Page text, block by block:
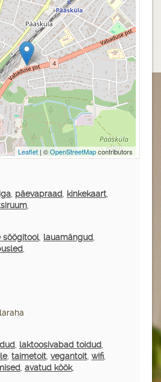
Leaflet| ©OpenStreetMapcontributors
, päevapraad, kinkekaart,
,
söögitool, lauamängud,
,
, laktoosivabad toidud,
, taimetoit, vegantoit, wifi,
, avatud köök,